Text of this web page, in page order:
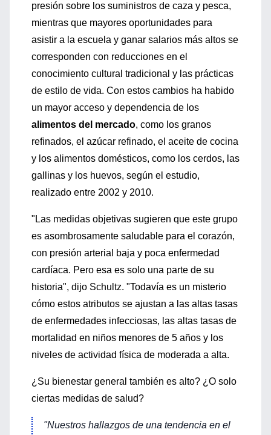
presión sobre los suministros de caza y pesca,
mientras que mayores oportunidades para
asistir a la escuela y ganar salarios más altos se
corresponden con reducciones en el
conocimiento cultural tradicional y las prácticas
de estilo de vida. Con estos cambios ha habido
un mayor acceso y dependencia de los
alimentos del mercado, como los granos
refinados, el azúcar refinado, el aceite de cocina
y los alimentos domésticos, como los cerdos, las
gallinas y los huevos, según el estudio,
realizado entre 2002 y 2010.
"Las medidas objetivas sugieren que este grupo
es asombrosamente saludable para el corazón,
con presión arterial baja y poca enfermedad
cardíaca. Pero esa es solo una parte de su
historia", dijo Schultz. "Todavía es un misterio
cómo estos atributos se ajustan a las altas tasas
de enfermedades infecciosas, las altas tasas de
mortalidad en niños menores de 5 años y los
niveles de actividad física de moderada a alta.
¿Su bienestar general también es alto? ¿O solo
ciertas medidas de salud?
"Nuestros hallazgos de una tendencia en el